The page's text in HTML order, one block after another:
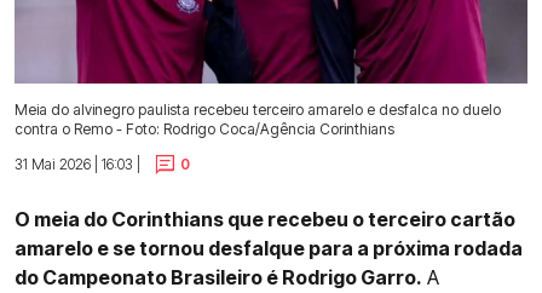
Meia do alvinegro paulista recebeu terceiro amarelo e desfalca no duelo
contra o Remo - Foto: Rodrigo Coca/Agência Corinthians
31 Mai 2026 | 16:03 |
0
O meia do Corinthians que recebeu o terceiro cartão
amarelo e se tornou desfalque para a próxima rodada
do Campeonato Brasileiro é Rodrigo Garro. A